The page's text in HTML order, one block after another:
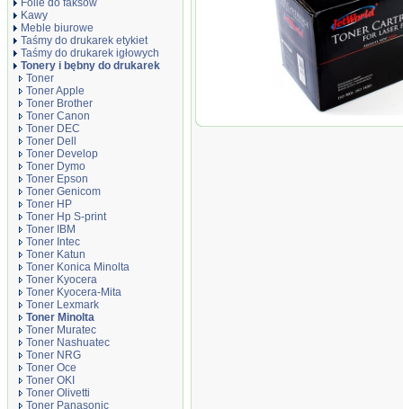
Folie do faksów
Kawy
Meble biurowe
Taśmy do drukarek etykiet
Taśmy do drukarek igłowych
Tonery i bębny do drukarek
Toner
Toner Apple
Toner Brother
Toner Canon
Toner DEC
Toner Dell
Toner Develop
Toner Dymo
Toner Epson
Toner Genicom
Toner HP
Toner Hp S-print
Toner IBM
Toner Intec
Toner Katun
Toner Konica Minolta
Toner Kyocera
Toner Kyocera-Mita
Toner Lexmark
Toner Minolta
Toner Muratec
Toner Nashuatec
Toner NRG
Toner Oce
Toner OKI
Toner Olivetti
Toner Panasonic
Toner JetWorld Black